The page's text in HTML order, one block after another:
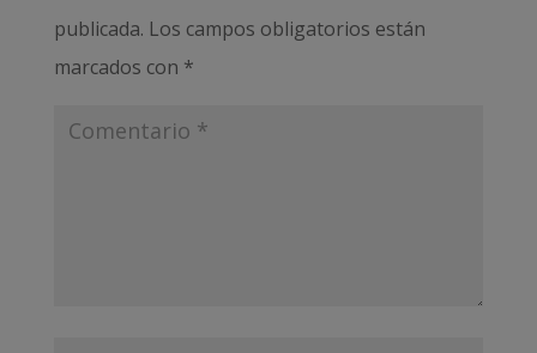
publicada. Los campos obligatorios están
marcados con *